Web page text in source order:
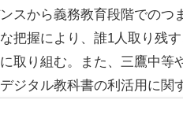
スから義務教育段階でのつ
把握により、誰1人取り残
取り組む。また、三鷹中等
ジタル教科書の利活用に関